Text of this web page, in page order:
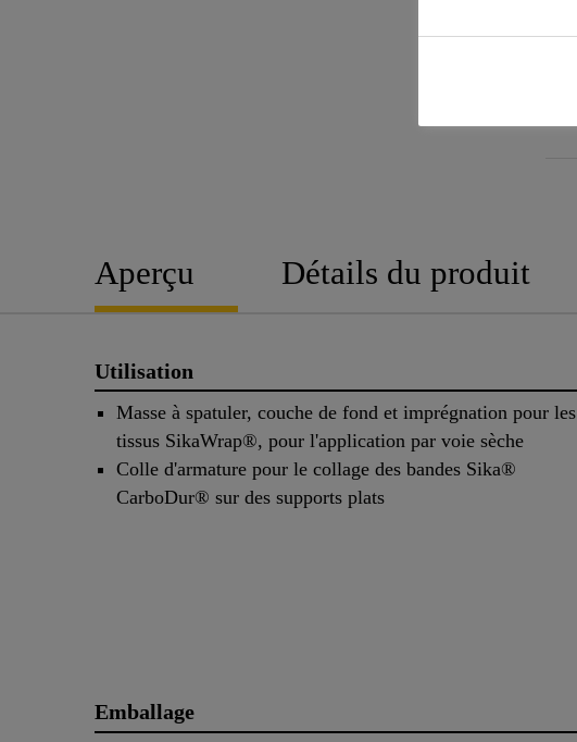
Aperçu Détails du produit
Utilisation
Masse à spatuler, couche de fond et imprégnation pour les
tissus SikaWrap®, pour l'application par voie sèche
Colle d'armature pour le collage des bandes Sika®
CarboDur® sur des supports plats
Emballage